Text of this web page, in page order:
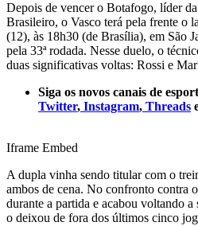
Depois de vencer o Botafogo, líder
Brasileiro, o Vasco terá pela frente o
(12), às 18h30 (de Brasília), em São
pela 33ª rodada. Nesse duelo, o
duas significativas voltas: Rossi e
Siga os novos canais de
Twitter, Instagram, Threads
Iframe Embed
A dupla vinha sendo titular com o
ambos de cena. No confronto contra
durante a partida e acabou voltando
o deixou de fora dos últimos cinco